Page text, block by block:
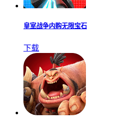
皇室战争内购无限宝石
下载